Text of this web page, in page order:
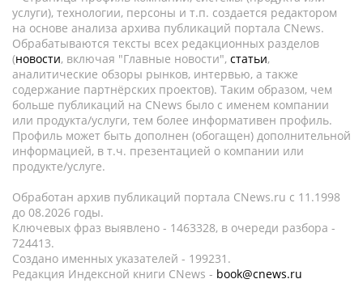
услуги), технологии, персоны и т.п. создается редактором
на основе анализа архива публикаций портала CNews.
Обрабатываются тексты всех редакционных разделов
(новости, включая "Главные новости", статьи,
аналитические обзоры рынков, интервью, а также
содержание партнёрских проектов). Таким образом, чем
больше публикаций на CNews было с именем компании
или продукта/услуги, тем более информативен профиль.
Профиль может быть дополнен (обогащен) дополнительной
информацией, в т.ч. презентацией о компании или
продукте/услуге.
Обработан архив публикаций портала CNews.ru c 11.1998
до 08.2026 годы.
Ключевых фраз выявлено - 1463328, в очереди разбора -
724413.
Создано именных указателей - 199231.
Редакция Индексной книги CNews - book@cnews.ru